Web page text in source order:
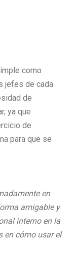
como
jefes de cada
de
ya que
de
para que se
en
amigable y
interno en la
en cómo usar el